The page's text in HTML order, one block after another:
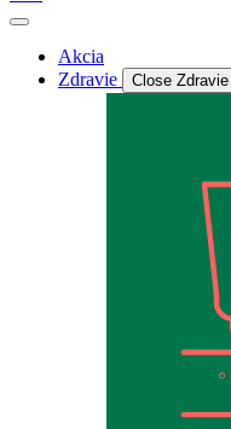
Akcia
Zdravie
Close Zdravie